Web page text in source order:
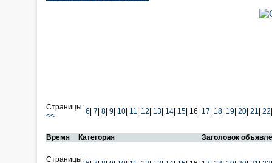
Страницы:
<<
6 7 8 9 10 11 12 13 14 15 16| 17 18 19 20 21 22
Время Категория Заголовок
Страницы: